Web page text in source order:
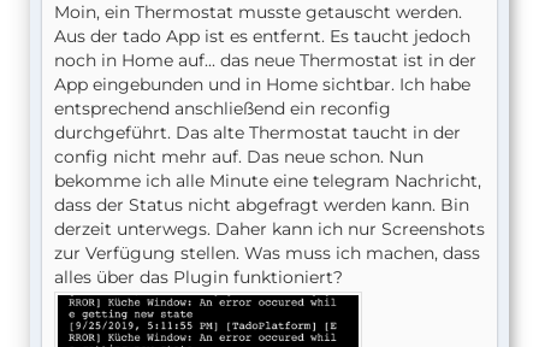
Moin, ein Thermostat musste getauscht werden.
Aus der tado App ist es entfernt. Es taucht jedoch
noch in Home auf... das neue Thermostat ist in der
App eingebunden und in Home sichtbar. Ich habe
entsprechend anschließend ein reconfig
durchgeführt. Das alte Thermostat taucht in der
config nicht mehr auf. Das neue schon. Nun
bekomme ich alle Minute eine telegram Nachricht,
dass der Status nicht abgefragt werden kann. Bin
derzeit unterwegs. Daher kann ich nur Screenshots
zur Verfügung stellen. Was muss ich machen, dass
alles über das Plugin funktioniert?